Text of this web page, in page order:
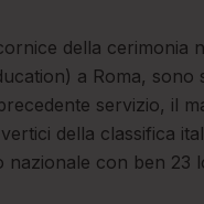
della cerimonia
a Roma, sono
servizio, il
della classifica
con ben 23